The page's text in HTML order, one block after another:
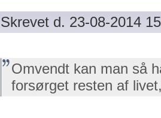
Skrevet d. 23-08-2014
Omvendt kan man så
forsørget resten af